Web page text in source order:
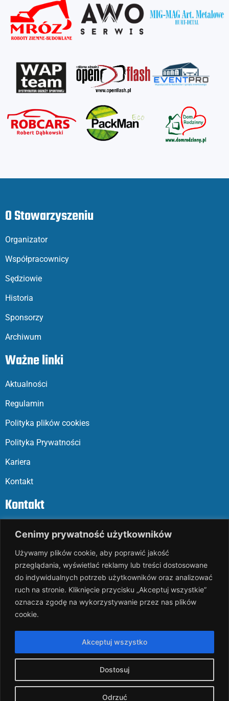
Cenimy prywatność użytkowników
Używamy plików cookie, aby poprawić jakość
przeglądania, wyświetlać reklamy lub treści dostosowane
do indywidualnych potrzeb użytkowników oraz analizować
ruch na stronie. Kliknięcie przycisku „Akceptuj wszystkie”
oznacza zgodę na wykorzystywanie przez nas plików
cookie.
Dostosuj
Odrzuć
Akceptuj wszystko
O Stowarzyszeniu
Organizator
Współpracownicy
Sędziowie
Historia
Sponsorzy
Archiwum
Ważne linki
Aktualności
Regulamin
Polityka plików cookies
Polityka Prywatności
Kariera
Kontakt
Kontakt
ul. Parkowa 27
05-120 Legionowo
Mail: slalp@slalp.com.pl
Telefon: 732 866 667 | 731 466 667
KRS 00002 89744
NIP 536-18
Rachunek bankowy: PKO BP 17 1020 1026 0000 1802 038
slalp.com.pl Copyright © 2024
BSK Media
BSK Group.